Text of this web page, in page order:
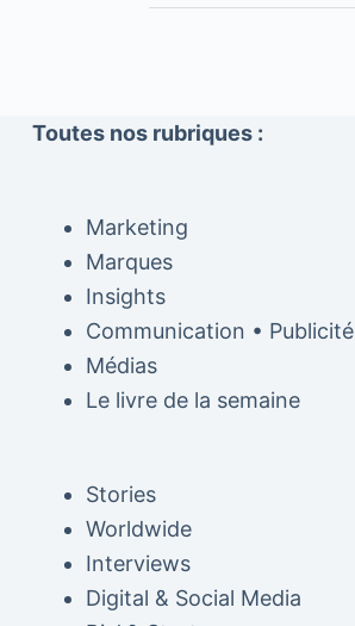
Toutes nos rubriques :
Marketing
Marques
Insights
Communication • Publicité
Médias
Le livre de la semaine
Stories
Worldwide
Interviews
Digital & Social Media